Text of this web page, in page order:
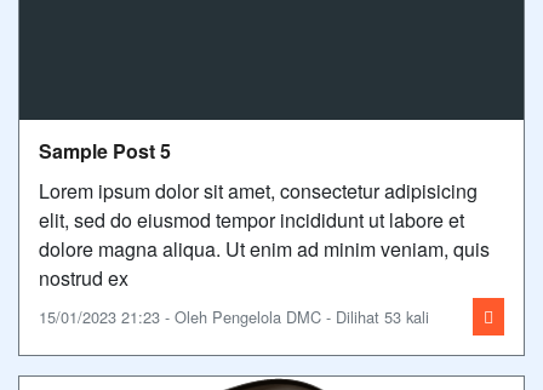
Sample Post 5
Lorem ipsum dolor sit amet, consectetur adipisicing
elit, sed do eiusmod tempor incididunt ut labore et
dolore magna aliqua. Ut enim ad minim veniam, quis
nostrud ex
15/01/2023 21:23 - Oleh Pengelola DMC - Dilihat 53 kali